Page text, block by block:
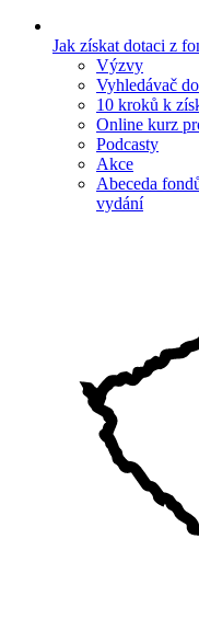
Jak získat dotaci z
Výzvy
Vyhledávač
10 kroků k
Online kurz
Podcasty
Akce
Abeceda
vydání